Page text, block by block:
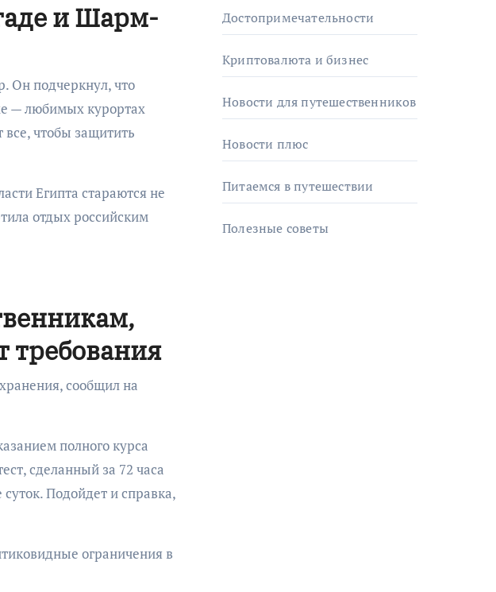
и Шарм-
Он подчеркнул, что
— любимых курортах
чтобы защитить
Египта стараются не
отдых российским
сообщил на
полного курса
сделанный за 72 часа
Подойдет и справка,
ограничения в
Достопримечательности
Криптовалюта и бизнес
Новости для путешественников
Новости плюс
Питаемся в путешествии
Полезные советы